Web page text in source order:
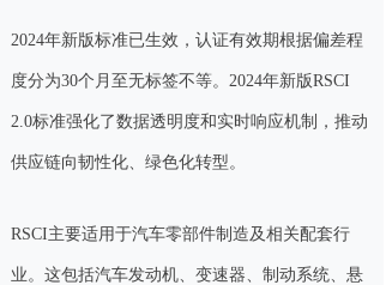
2024年新版标准已生效，认证有效期根据偏差程
度分为30个月至无标签不等。2024年新版RSCI
2.0标准强化了数据透明度和实时响应机制，推动
供应链向韧性化、绿色化转型。
RSCI主要适用于汽车零部件制造及相关配套行
业。这包括汽车发动机、变速器、制动系统、悬